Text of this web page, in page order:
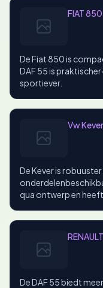
FIAT 850
De Fiat 850 is
DAF 55 is
sportiever.
Vw Kever
De Kever is
qua ontwerp en
De DAF 55 biedt